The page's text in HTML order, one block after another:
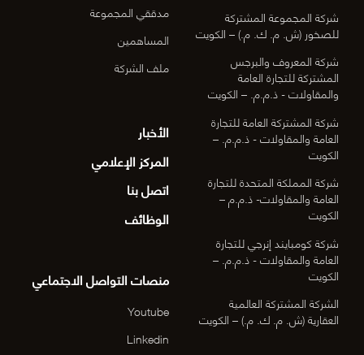
شركة المجموعة المشتركة
للصخور (ش. م. ك. م.) – الكويت
شركة المعروف والبرجس
المشتركة للتجارة العامة
والمقاولات - ذ.م.م. – الكويت
شركة المشتركة العامة للتجارة
العامة والمقاولات - ذ.م.م. –
الكويت
شركة المملكة المتحدة للتجارة
العامة والمقاولات- ذ.م.م –
الكويت
شركة كومبايند إنرجي للتجارة
العامة والمقاولات - ذ.م.م. –
الكويت
الشركة المشتركة العالمية
العقارية (ش. م. ك. م.) – الكويت
مدققي المجموعة
المساهمين
ملف الشركة
الأخبار
المركز الإعلامي
اتصل بنا
الوظائف
منصات التواصل الاجتماعي
Youtube
Linkedin